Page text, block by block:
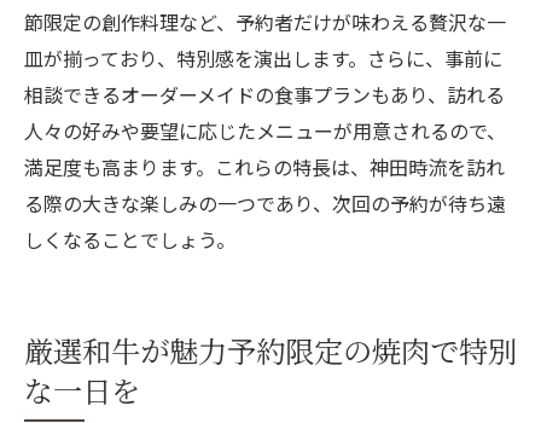
価値
焼肉の香ばしさが特別な理由と予約制の役
割
完全予約制が実現する焼肉の香ばしさの秘
密
香ばしい焼肉を味わうための予約制のメリ
節限定の創作料理など、予約者だけが味わえる贅沢な一
皿が揃っており、特別感を演出します。さらに、事前に
相談できるオーダーメイドの食事プランもあり、訪れる
人々の好みや要望に応じたメニューが用意されるので、
満足度も高まります。これらの特長は、神田時流を訪れ
る際の大きな楽しみの一つであり、次回の予約が待ち遠
しくなることでしょう。
厳選和牛が魅力予約限定の焼肉で特別
な一日を